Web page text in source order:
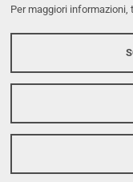
Per maggiori
Protezione